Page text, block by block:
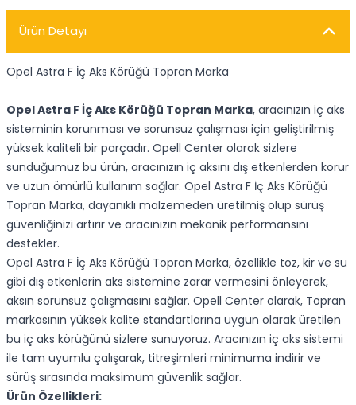
Ürün Detayı
Opel Astra F İç Aks Körüğü Topran Marka
Opel Astra F İç Aks Körüğü Topran Marka, aracınızın iç aks
sisteminin korunması ve sorunsuz çalışması için geliştirilmiş
yüksek kaliteli bir parçadır. Opell Center olarak sizlere
sunduğumuz bu ürün, aracınızın iç aksını dış etkenlerden korur
ve uzun ömürlü kullanım sağlar. Opel Astra F İç Aks Körüğü
Topran Marka, dayanıklı malzemeden üretilmiş olup sürüş
güvenliğinizi artırır ve aracınızın mekanik performansını
destekler.
Opel Astra F İç Aks Körüğü Topran Marka, özellikle toz, kir ve su
gibi dış etkenlerin aks sistemine zarar vermesini önleyerek,
aksın sorunsuz çalışmasını sağlar. Opell Center olarak, Topran
markasının yüksek kalite standartlarına uygun olarak üretilen
bu iç aks körüğünü sizlere sunuyoruz. Aracınızın iç aks sistemi
ile tam uyumlu çalışarak, titreşimleri minimuma indirir ve
sürüş sırasında maksimum güvenlik sağlar.
Ürün Özellikleri: